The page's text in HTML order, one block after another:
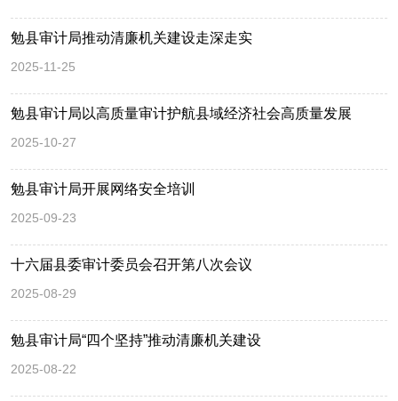
勉县审计局推动清廉机关建设走深走实
2025-11-25
勉县审计局以高质量审计护航县域经济社会高质量发展
2025-10-27
勉县审计局开展网络安全培训
2025-09-23
十六届县委审计委员会召开第八次会议
2025-08-29
勉县审计局“四个坚持”推动清廉机关建设
2025-08-22